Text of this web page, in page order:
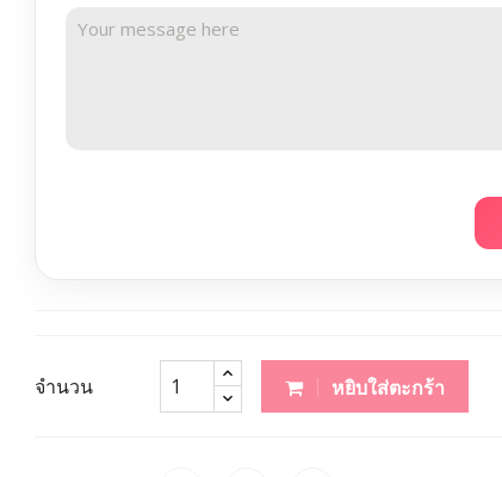
จำนวน หยิบใส่ตะกร้า